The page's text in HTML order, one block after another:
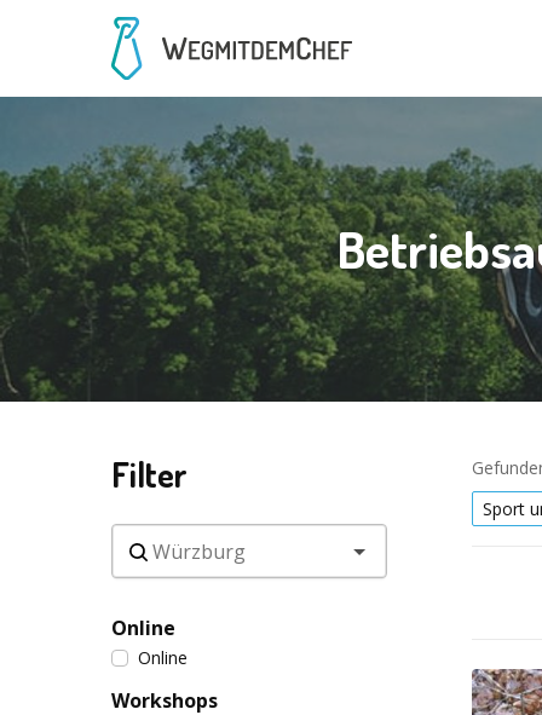
Filter
Online
Online
Workshops
Sport